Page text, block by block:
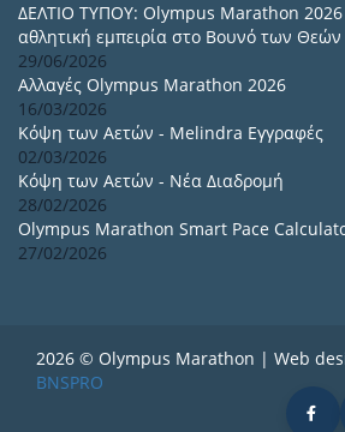
ΔΕΛΤΙΟ ΤΥΠΟΥ: Olympus Marathon 2026
αθλητική εμπειρία στο Βουνό των Θεών
29/06/2026
Αλλαγές Olympus Marathon 2026
16/03/2026
Κόψη των Αετών - Melindra Εγγραφές
02/03/2026
Κόψη των Αετών - Νέα Διαδρομή
28/02/2026
Olympus Marathon Smart Pace
27/02/2026
2026 © Olympus Marathon | Web
BNSPRO